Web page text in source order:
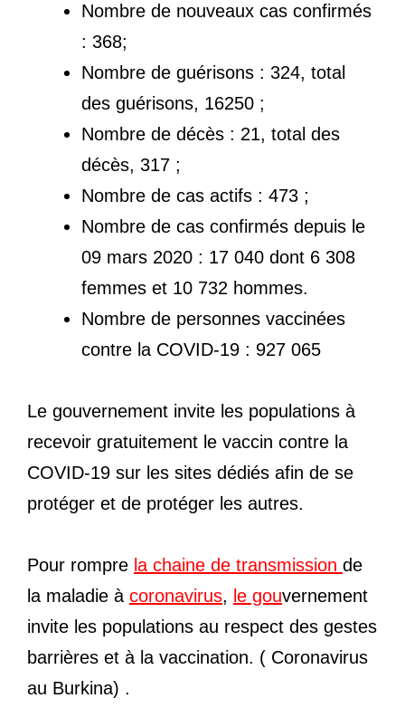
Nombre de nouveaux cas confirmés
: 368;
Nombre de guérisons : 324, total
des guérisons, 16250 ;
Nombre de décès : 21, total des
décès, 317 ;
Nombre de cas actifs : 473 ;
Nombre de cas confirmés depuis le
09 mars 2020 : 17 040 dont 6 308
femmes et 10 732 hommes.
Nombre de personnes vaccinées
contre la COVID-19 : 927 065
Le gouvernement invite les populations à
recevoir gratuitement le vaccin contre la
COVID-19 sur les sites dédiés afin de se
protéger et de protéger les autres.
Pour rompre la chaine de transmission de
la maladie à coronavirus, le gouvernement
invite les populations au respect des gestes
barrières et à la vaccination. ( Coronavirus
au Burkina) .